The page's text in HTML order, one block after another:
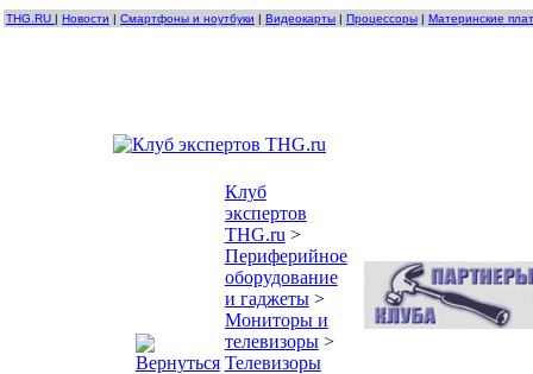
THG.RU | Новости | Смартфоны и ноутбуки | Видеокарты | Процессоры | Материнские
Клуб
экспертов
THG.ru >
Периферийное
оборудование
и гаджеты >
Мониторы и
телевизоры >
Телевизоры